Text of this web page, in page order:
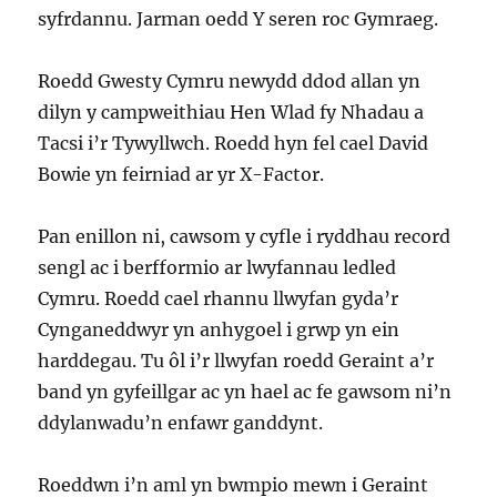
syfrdannu. Jarman oedd Y seren roc Gymraeg.
Roedd Gwesty Cymru newydd ddod allan yn
dilyn y campweithiau Hen Wlad fy Nhadau a
Tacsi i’r Tywyllwch. Roedd hyn fel cael David
Bowie yn feirniad ar yr X-Factor.
Pan enillon ni, cawsom y cyfle i ryddhau record
sengl ac i berfformio ar lwyfannau ledled
Cymru. Roedd cael rhannu llwyfan gyda’r
Cynganeddwyr yn anhygoel i grwp yn ein
harddegau. Tu ôl i’r llwyfan roedd Geraint a’r
band yn gyfeillgar ac yn hael ac fe gawsom ni’n
ddylanwadu’n enfawr ganddynt.
Roeddwn i’n aml yn bwmpio mewn i Geraint